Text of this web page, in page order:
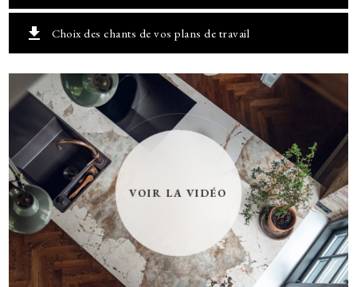
get_app Choix des chants de vos plans de travail
YouTube est désactivé. Autoriser